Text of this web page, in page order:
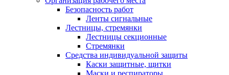
Безопасность работ
Ленты сигнальные
Лестницы, стремянки
Лестницы секционные
Стремянки
Средства индивидуальной защиты
Каски защитные, щитки
Маски и респираторы